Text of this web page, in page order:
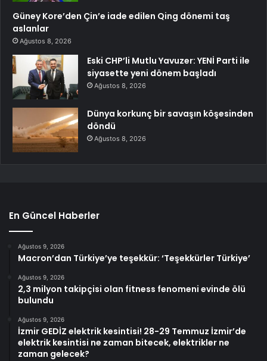
Güney Kore’den Çin’e iade edilen Qing dönemi taş
aslanlar
Ağustos 8, 2026
Eski CHP’li Mutlu Yavuzer: YENİ Parti ile
siyasette yeni dönem başladı
Ağustos 8, 2026
Dünya korkunç bir savaşın köşesinden
döndü
Ağustos 8, 2026
En Güncel Haberler
Ağustos 9, 2026
Macron’dan Türkiye’ye teşekkür: ‘Teşekkürler Türkiye’
Ağustos 9, 2026
2,3 milyon takipçisi olan fitness fenomeni evinde ölü
bulundu
Ağustos 9, 2026
İzmir GEDİZ elektrik kesintisi! 28-29 Temmuz İzmir’de
elektrik kesintisi ne zaman bitecek, elektrikler ne
zaman gelecek?